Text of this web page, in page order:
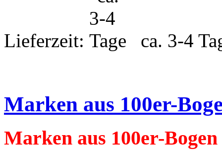
Lieferzeit: ca. 3-4
Marken aus 100er-
Marken aus 100er-Bogen